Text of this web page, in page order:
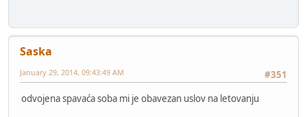
Saska
#351
January 29, 2014, 09:43:49 AM
odvojena spavaća soba mi je obavezan uslov na letovanju